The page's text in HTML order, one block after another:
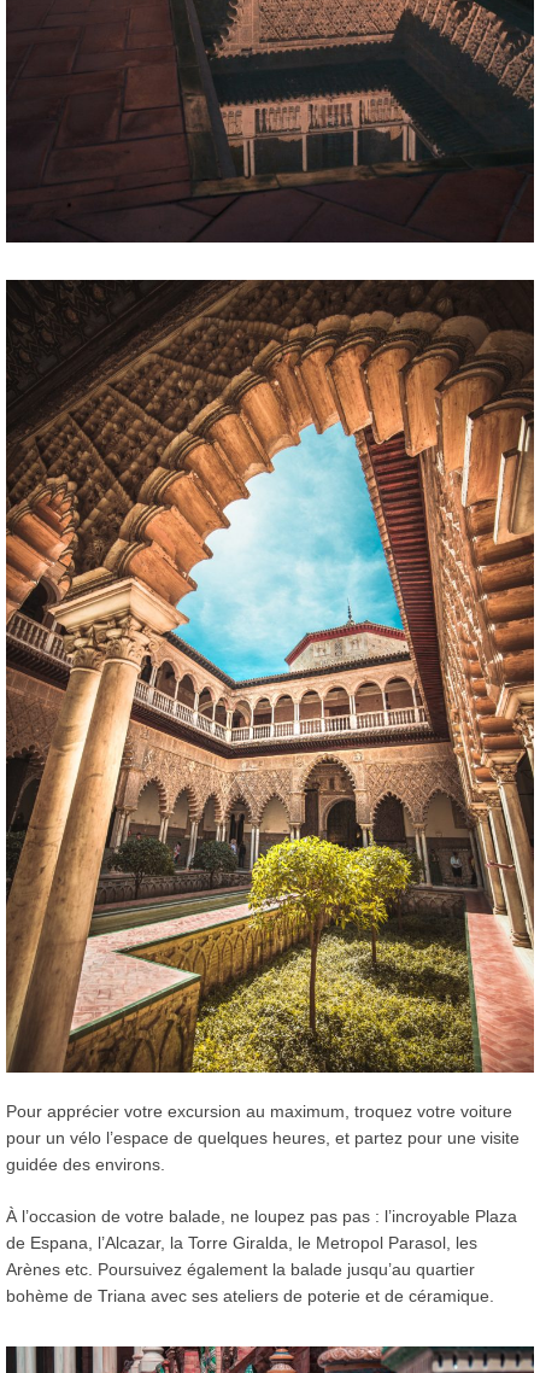
Pour apprécier votre excursion au maximum, troquez votre voiture
pour un vélo l’espace de quelques heures, et partez pour une visite
guidée des environs.
À l’occasion de votre balade, ne loupez pas pas : l’incroyable Plaza
de Espana, l’Alcazar, la Torre Giralda, le Metropol Parasol, les
Arènes etc. Poursuivez également la balade jusqu’au quartier
bohème de Triana avec ses ateliers de poterie et de céramique.